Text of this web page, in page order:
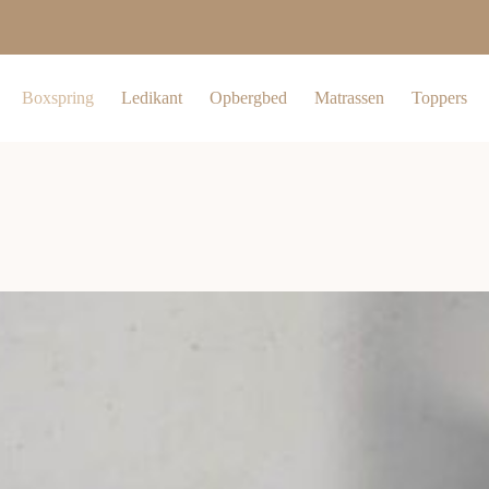
Boxspring Ledikant Opbergbed Matrassen Toppers